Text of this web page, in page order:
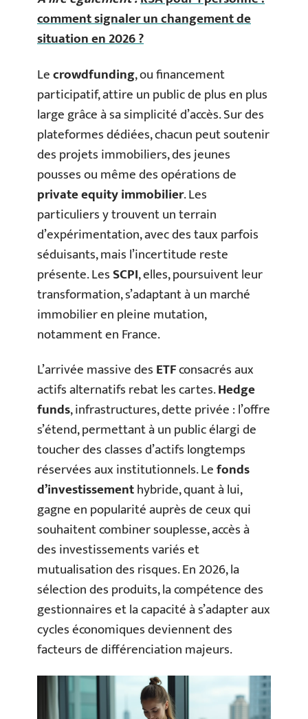
comment signaler un changement de
situation en 2026 ?
Lecrowdfunding, ou financement
participatif, attire un public de plus en plus
large grâce à sa simplicité d’accès. Sur des
plateformes dédiées, chacun peut soutenir
des projets immobiliers, des jeunes
pousses ou même des opérations de
private equity immobilier. Les
particuliers y trouvent un terrain
d’expérimentation, avec des taux parfois
séduisants, mais l’incertitude reste
présente. LesSCPI, elles, poursuivent leur
transformation, s’adaptant à un marché
immobilier en pleine mutation,
notamment en France.
L’arrivée massive desETFconsacrés aux
actifs alternatifs rebat les cartes.Hedge
funds, infrastructures, dette privée : l’offre
s’étend, permettant à un public élargi de
toucher des classes d’actifs longtemps
réservées aux institutionnels. Lefonds
d’investissementhybride, quant à lui,
gagne en popularité auprès de ceux qui
souhaitent combiner souplesse, accès à
des investissements variés et
mutualisation des risques. En 2026, la
sélection des produits, la compétence des
gestionnaires et la capacité à s’adapter aux
cycles économiques deviennent des
facteurs de différenciation majeurs.